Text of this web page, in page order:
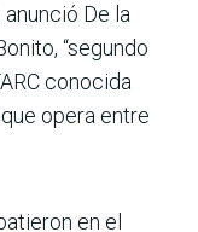
De la
“segundo
conocida
opera entre
en el